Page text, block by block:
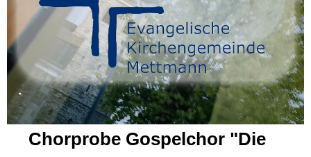
.
Chorprobe Gospelchor "Die